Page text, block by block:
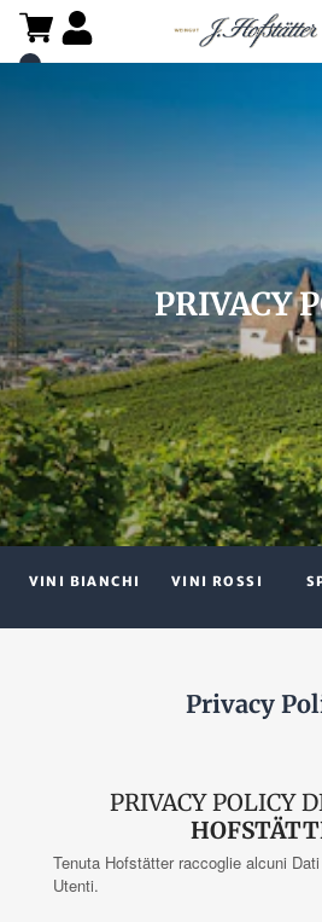
PRIVACY
VINI BIANCHI VINI ROSSI
Privacy
PRIVACY POLICY
Tenuta Hofstätter raccoglie alcuni
Utenti.